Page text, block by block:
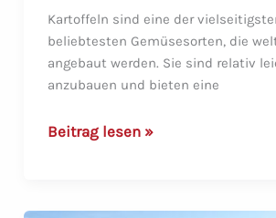
Kartoffeln sind eine der
beliebtesten Gemüsesorten, die
angebaut werden. Sie sind relativ
anzubauen und bieten eine
Der
zum
Beitrag lesen »